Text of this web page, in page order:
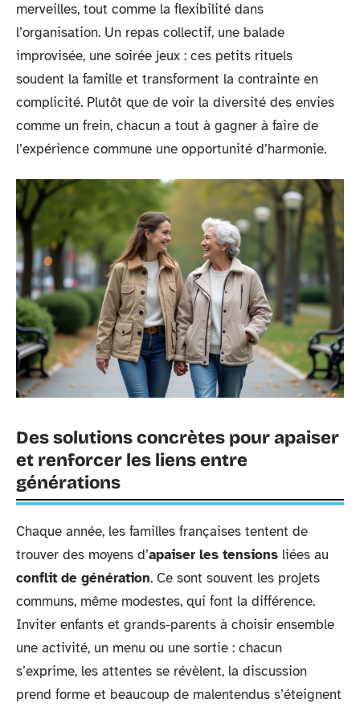
merveilles, tout comme la flexibilité dans
l’organisation. Un repas collectif, une balade
improvisée, une soirée jeux : ces petits rituels
soudent la famille et transforment la contrainte en
complicité. Plutôt que de voir la diversité des envies
comme un frein, chacun a tout à gagner à faire de
l’expérience commune une opportunité d’harmonie.
Des solutions concrètes pour apaiser
et renforcer les liens entre
générations
Chaque année, les familles françaises tentent de
trouver des moyens d’apaiser les tensions liées au
conflit de génération. Ce sont souvent les projets
communs, même modestes, qui font la différence.
Inviter enfants et grands-parents à choisir ensemble
une activité, un menu ou une sortie : chacun
s’exprime, les attentes se révèlent, la discussion
prend forme et beaucoup de malentendus s’éteignent